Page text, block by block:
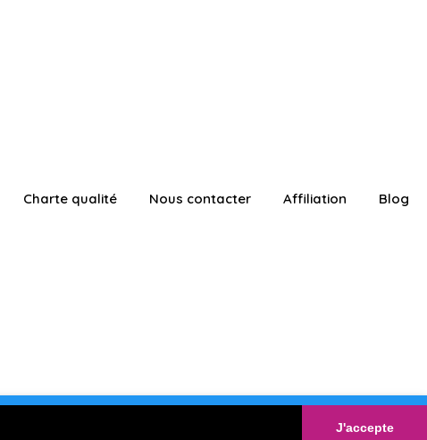
J'accepte
Charte qualité Nous contacter Affiliation Blog